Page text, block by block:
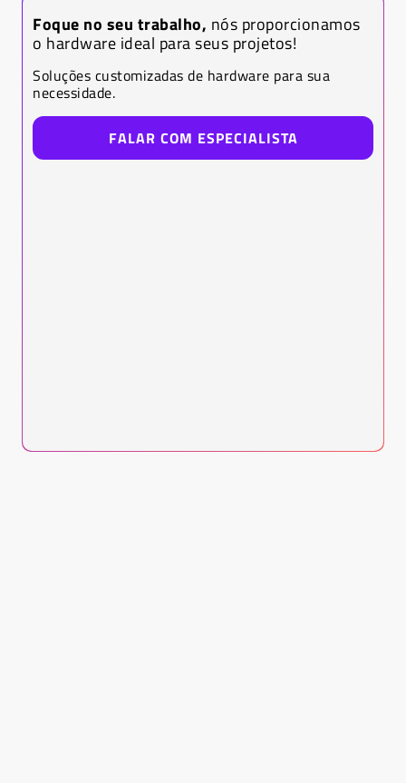
Foque no seu trabalho, nós proporcionamos
o hardware ideal para seus projetos!
Soluções customizadas de hardware para sua
necessidade.
FALAR COM ESPECIALISTA